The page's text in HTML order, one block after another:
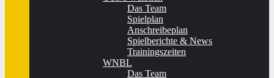
Das Team
Spielplan
Anschreibeplan
Spielberichte & News
Trainingszeiten
WNBL
Das Team